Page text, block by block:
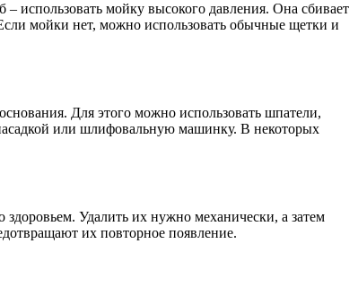
использовать мойку высокого давления. Она сбивает
мойки нет, можно использовать обычные щетки и
Для этого можно использовать шпатели,
или шлифовальную машинку. В некоторых
Удалить их нужно механически, а затем
их повторное появление.